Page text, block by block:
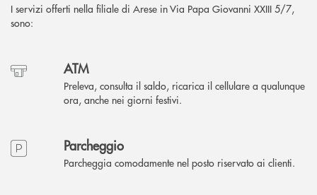
I servizi offerti nella filiale di Arese in Via Papa Giovanni XXIII 5/7,
sono:
ATM
Preleva, consulta il saldo, ricarica il cellulare a qualunque
ora, anche nei giorni festivi.
Parcheggio
Parcheggia comodamente nel posto riservato ai clienti.